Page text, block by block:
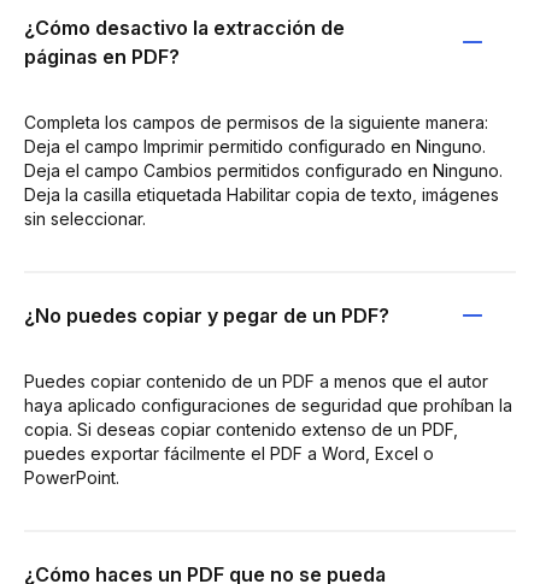
¿Cómo desactivo la extracción de
páginas en PDF?
Completa los campos de permisos de la siguiente manera:
Deja el campo Imprimir permitido configurado en Ninguno.
Deja el campo Cambios permitidos configurado en Ninguno.
Deja la casilla etiquetada Habilitar copia de texto, imágenes
sin seleccionar.
¿No puedes copiar y pegar de un PDF?
Puedes copiar contenido de un PDF a menos que el autor
haya aplicado configuraciones de seguridad que prohíban la
copia. Si deseas copiar contenido extenso de un PDF,
puedes exportar fácilmente el PDF a Word, Excel o
PowerPoint.
¿Cómo haces un PDF que no se pueda